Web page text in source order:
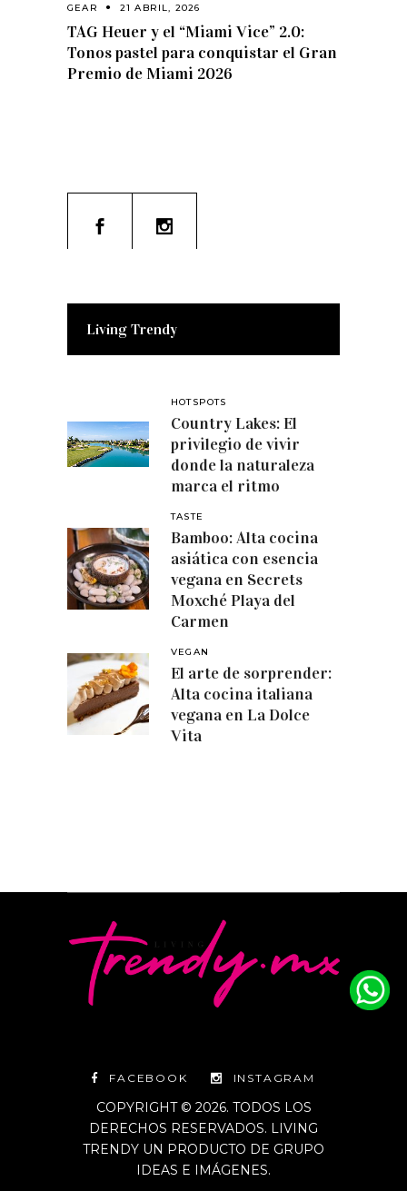
GEAR 21 ABRIL, 2026
TAG Heuer y el “Miami Vice” 2.0:
Tonos pastel para conquistar el Gran
Premio de Miami 2026
Living Trendy
HOTSPOTS
Country Lakes: El
privilegio de vivir
donde la naturaleza
marca el ritmo
TASTE
Bamboo: Alta cocina
asiática con esencia
vegana en Secrets
Moxché Playa del
Carmen
VEGAN
El arte de sorprender:
Alta cocina italiana
vegana en La Dolce
Vita
FACEBOOK INSTAGRAM
COPYRIGHT © 2026. TODOS LOS
DERECHOS RESERVADOS. LIVING
TRENDY UN PRODUCTO DE GRUPO
IDEAS E IMÁGENES.